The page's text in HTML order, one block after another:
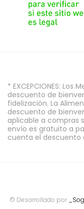
* EXCEPCIONES: Los
descuento de
fidelización. La
descuento de
aplicable a compras
envío es gratuito a
cuenta el descuento
© Desarrollado por